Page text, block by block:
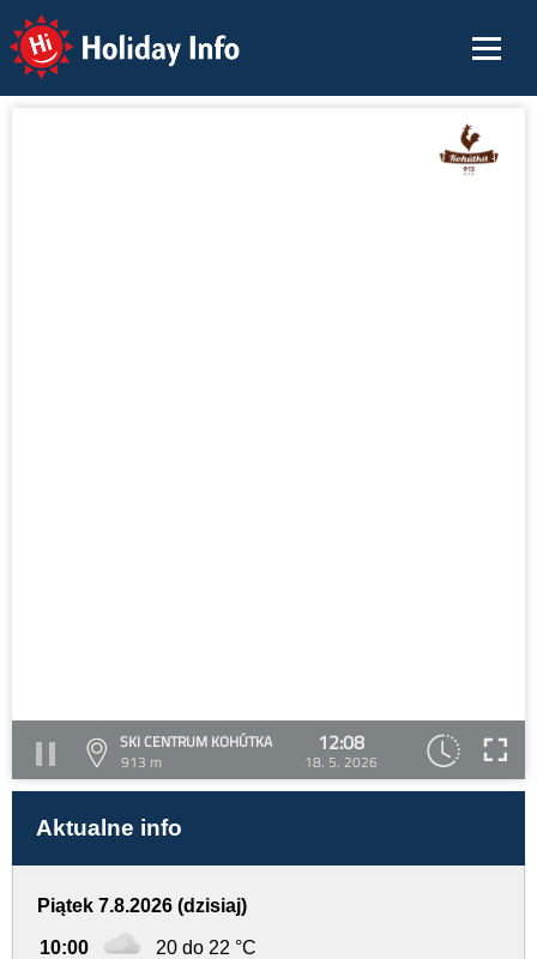
Holiday Info
SKI CENTRUM KOHÚTKA
913 m
12:08
18. 5. 2026
Aktualne info
Piątek 7.8.2026 (dzisiaj)
10:00 20 do 22 °C